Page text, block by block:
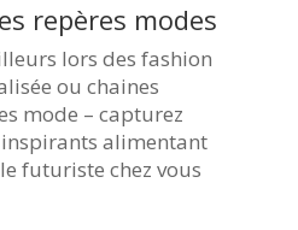
repères modes
lors des fashion
ou chaines
mode – capturez
alimentant
futuriste chez vous